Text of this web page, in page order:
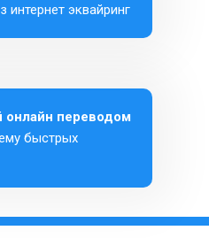
онлайн переводом
быстрых
интернет эквайринг